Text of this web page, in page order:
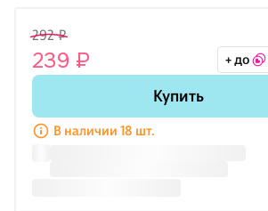
задания с развёрнутым ответом
подробным развёрнутым ответом на
Количество заданий, как и в итоговой
жанром произведения.
Пособие предназначено для проведения
292 ₽
239 ₽ + до
Купить
В наличии 18 шт.